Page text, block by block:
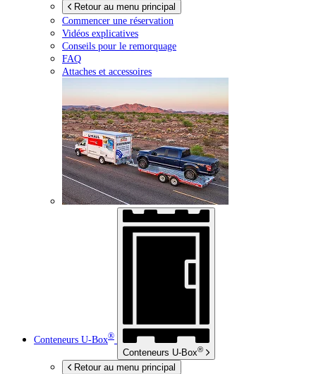
Retour au menu principal
Commencer une réservation
Vidéos explicatives
Conseils pour le remorquage
FAQ
Attaches et accessoires
Conteneurs U-Box®
Conteneurs U-Box®
Retour au menu principal